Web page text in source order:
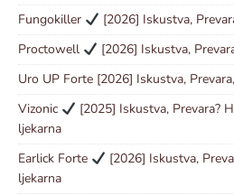
Fungokiller
[2026] Iskustva,
Proctowell
[2026] Iskustva,
Uro UP Forte [2026] Iskustva,
Vizonic
[2025] Iskustva, Prevara?
ljekarna
Earlick Forte
[2026] Iskustva,
ljekarna